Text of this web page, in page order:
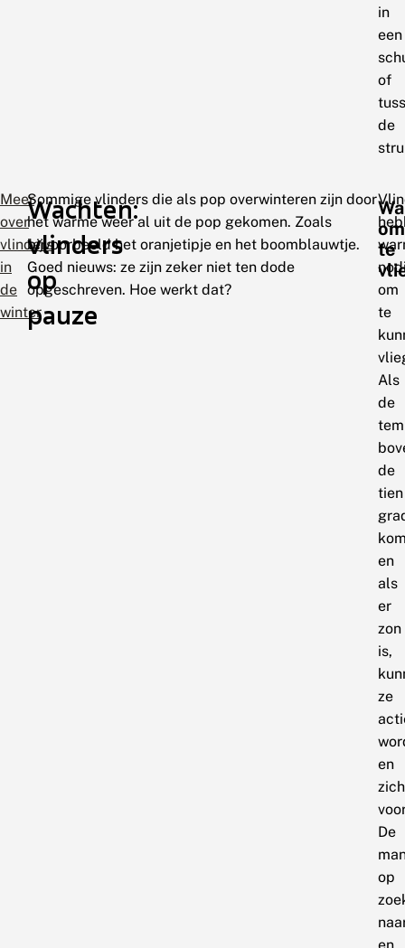
in
een
of
de
Meer
over
vlinders
in
de
winter
Wachten:
vlinders
op
pauze
Sommige vlinders die als pop overwinteren zijn door
het warme weer al uit de pop gekomen. Zoals
bijvoorbeeld het oranjetipje en het boomblauwtje.
Goed nieuws: ze zijn zeker niet ten dode
opgeschreven. Hoe werkt dat?
om
te
om
te
Als
de
de
tien
en
als
er
zon
is,
ze
en
zich
De
op